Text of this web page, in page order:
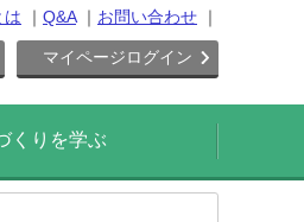
は Q&A お問い合わせ
マイページログイン
くりを学ぶ